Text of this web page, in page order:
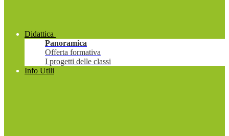
Didattica
Panoramica
Offerta formativa
I progetti delle classi
Info Utili